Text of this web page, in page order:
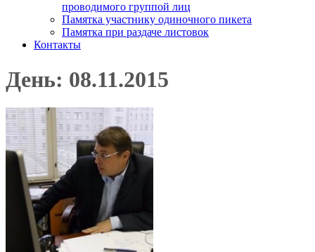
проводимого группой лиц
Памятка участнику одиночного пикета
Памятка при раздаче листовок
Контакты
День: 08.11.2015